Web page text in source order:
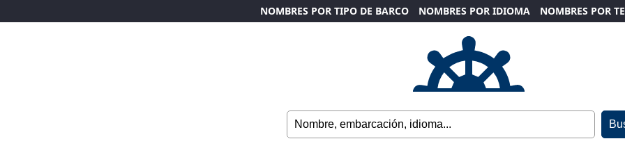
NOMBRES POR TIPO DE BARCO NOMBRES POR IDIOMA NOMBRES POR